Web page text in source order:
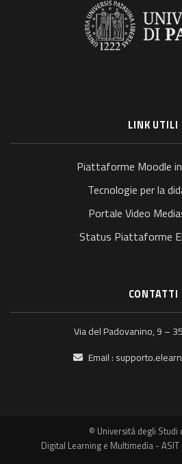
LINK UTILI
Piattaforme Moodle
Tecnologie per la
Portale Video
Status Piattaforme
CONTATTI
Via del Padovanino, 9 –
Email :
© Università degli Studi
Digital Learning e Multimedia -